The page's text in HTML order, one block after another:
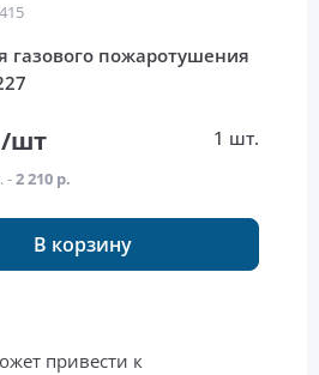
газового пожаротушения
шт 1 шт.
-2 210 р.
В корзину
привести к